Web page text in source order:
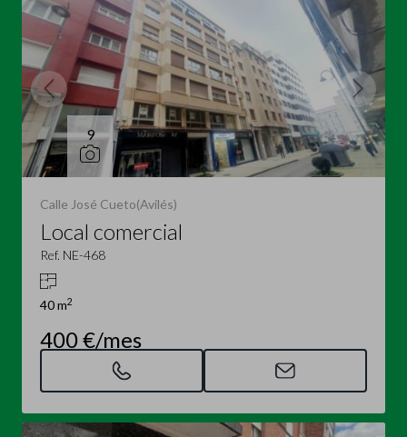
9
Calle José Cueto(Avilés)
Local comercial
Ref. NE-468
40 m2
400 €/mes